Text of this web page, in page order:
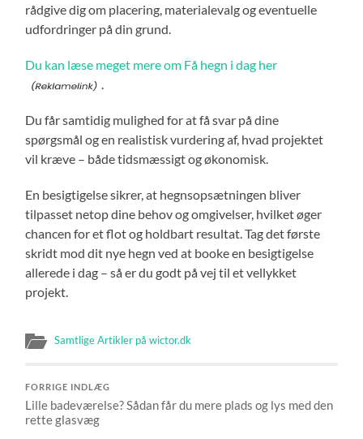
rådgive dig om placering, materialevalg og eventuelle
udfordringer på din grund.
Du kan læse meget mere om Få hegn i dag her
Du får samtidig mulighed for at få svar på dine
spørgsmål og en realistisk vurdering af, hvad projektet
vil kræve – både tidsmæssigt og økonomisk.
En besigtigelse sikrer, at hegnsopsætningen bliver
tilpasset netop dine behov og omgivelser, hvilket øger
chancen for et flot og holdbart resultat. Tag det første
skridt mod dit nye hegn ved at booke en besigtigelse
allerede i dag – så er du godt på vej til et vellykket
projekt.
Samtlige Artikler på wictor.dk
FORRIGE INDLÆG
Lille badeværelse? Sådan får du mere plads og lys med den
rette glasvæg